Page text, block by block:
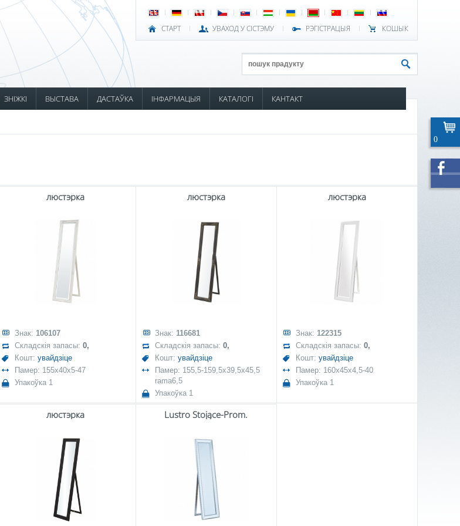
СТАРТ УВАХОД У СІСТЭМУ РЭГІСТРАЦЫЯ КОШЫК
ЗНІЖКІ ВЫСТАВА ДАСТАЎКА ІНФАРМАЦЫЯ КАТАЛОГІ КАНТАКТ
люстэрка
Знак: 106107
Складскія запасы: 0,
Кошт: увайдзіце
Памер: 155x40x5-47
Упакоўка 1
люстэрка
Знак: 116681
Складскія запасы: 0,
Кошт: увайдзіце
Памер: 155,5-159,5x39,5x45,5
rama6,5
Упакоўка 1
люстэрка
Знак: 122315
Складскія запасы: 0,
Кошт: увайдзіце
Памер: 160x45x4,5-40
Упакоўка 1
люстэрка Lustro Stojące-Prom.
0